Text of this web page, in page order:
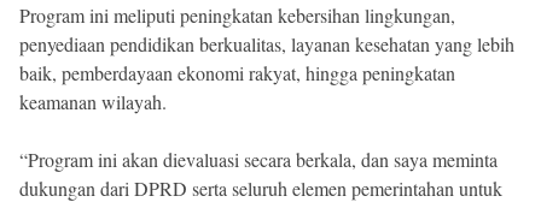
Program ini meliputi peningkatan kebersihan lingkungan,
penyediaan pendidikan berkualitas, layanan kesehatan yang lebih
baik, pemberdayaan ekonomi rakyat, hingga peningkatan
keamanan wilayah.
“Program ini akan dievaluasi secara berkala, dan saya meminta
dukungan dari DPRD serta seluruh elemen pemerintahan untuk